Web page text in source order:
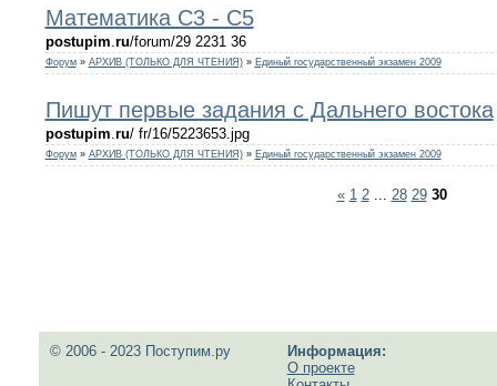
Математика С3 - С5
postupim ru/forum/29 2231 36
Форум » АРХИВ (ТОЛЬКО ДЛЯ ЧТЕНИЯ) » Единый государственный экзамен 2009
Пишут первые задания с Дальнего востока
postupim ru/ fr/16/5223653.jpg
Форум » АРХИВ (ТОЛЬКО ДЛЯ ЧТЕНИЯ) » Единый государственный экзамен 2009
« 1 2 28 29 30
© 2006 - 2023 Поступим.ру
Информация:
О проекте